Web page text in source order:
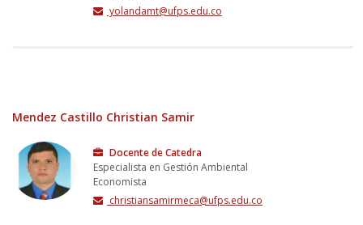
yolandamt@ufps.edu.co
Mendez Castillo Christian Samir
Docente de Catedra
Especialista en Gestión Ambiental
Economista
christiansamirmeca@ufps.edu.co